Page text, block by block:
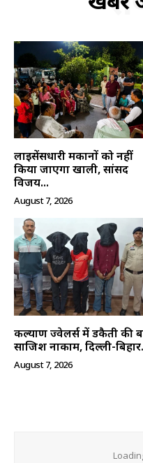
लाइसेंसधारी मकानों को नहीं
किया जाएगा खाली, सांसद
विजय...
August 7, 2026
कल्याण ज्वेलर्स में डकैती की
साजिश नाकाम, दिल्ली-
August 7, 2026